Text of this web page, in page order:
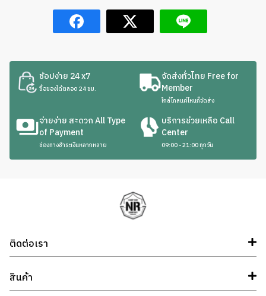
ช้อปง่าย 24 x7
ซื้อของได้ตลอด 24 ชม.
จัดส่งทั่วไทย Free for
Member
ใกล้ไกลแค่ไหนก็จัดส่ง
จ่ายง่าย สะดวก All Type
of Payment
ช่องทางชำระเงินหลากหลาย
บริการช่วยเหลือ Call
Center
09:00 - 21:00 ทุกวัน
ติดต่อเรา
สินค้า